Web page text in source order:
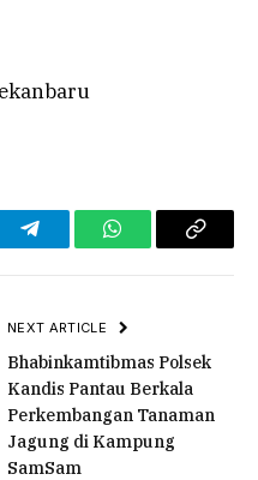
TelegramWhatsAppCopy
NEXT ARTICLE
Bhabinkamtibmas Polsek
Kandis Pantau Berkala
Perkembangan Tanaman
Jagung di Kampung
SamSam